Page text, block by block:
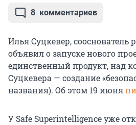
8 комментариев
Илья Суцкевер, сооснователь
объявил о запуске нового
единственный продукт, над
Суцкевера — создание
названия). Об этом 19 июня
У Safe Superintelligence уже